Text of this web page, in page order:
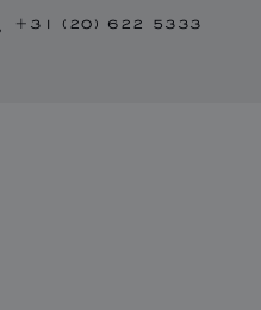
+31 (20) 622 5333